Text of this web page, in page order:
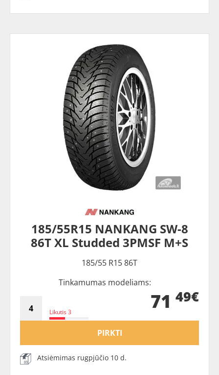
185/55R15 NANKANG SW-8
86T XL Studded 3PMSF M+S
185/55 R15 86T
Tinkamumas modeliams:
Likutis 3 71 49€
PIRKTI
Atsiėmimas rugpjūčio 10 d.